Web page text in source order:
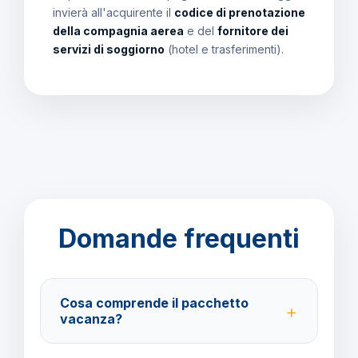
invierà all'acquirente il codice di prenotazione
della compagnia aerea e del fornitore dei
servizi di soggiorno (hotel e trasferimenti).
Domande frequenti
Cosa comprende il pacchetto
vacanza?